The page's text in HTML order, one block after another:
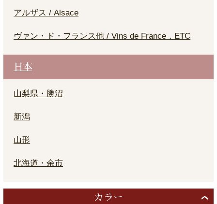
アルザス / Alsace
ヴァン・ド・フランス他 / Vins de France，ETC
日本
山梨県・勝沼
新潟
山形
北海道・余市
カラー